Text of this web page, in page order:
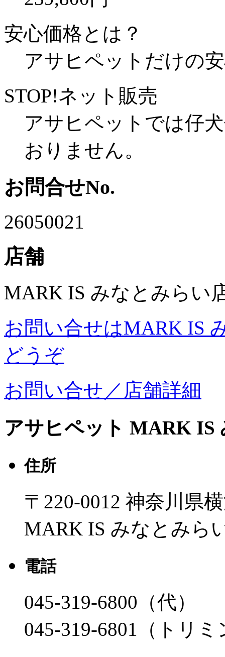
安心価格とは？
アサヒペットだけの
STOP!ネット販売
アサヒペットでは仔
おりません。
お問合せNo.
26050021
店舗
MARK IS みなとみらい
お問い合せはMARK IS
どうぞ
お問い合せ／店舗詳細
アサヒペット MARK IS
住所
〒220-0012 神奈川県
MARK IS みなとみら
電話
045-319-6800（代）
045-319-6801（トリ